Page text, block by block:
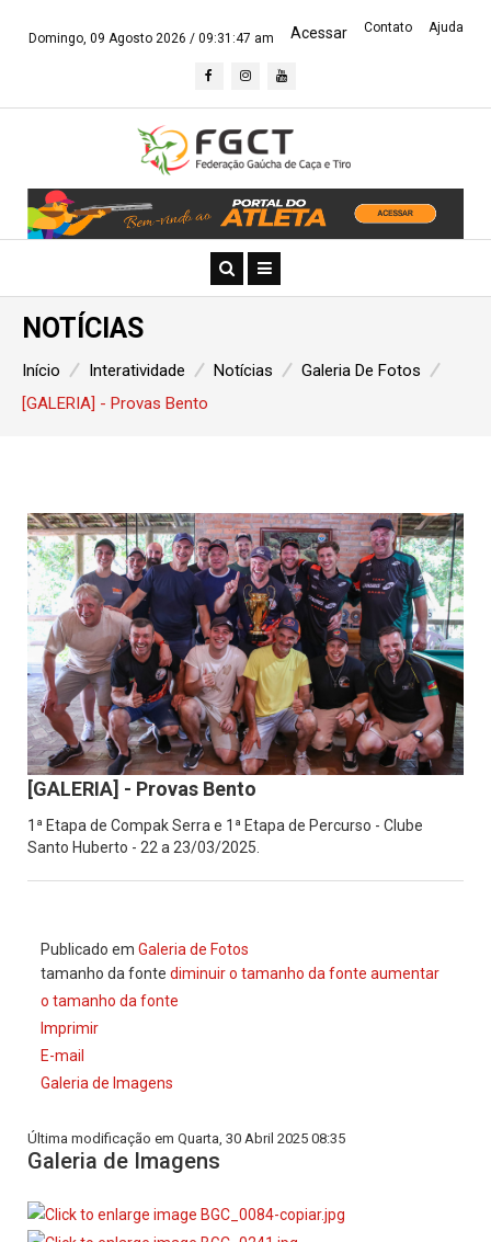
Domingo, 09 Agosto 2026 / 09:31:48 am Acessar Contato Ajuda
NOTÍCIAS
Início Interatividade Notícias
Galeria De Fotos
[GALERIA] - Provas Bento
[GALERIA] - Provas Bento
1ª Etapa de Compak Serra e 1ª Etapa de Percurso - Clube
Santo Huberto - 22 a 23/03/2025.
Publicado em Galeria de Fotos
tamanho da fonte diminuir o tamanho da fonte aumentar
o tamanho da fonte
Imprimir
E-mail
Galeria de Imagens
Última modificação em Quarta, 30 Abril 2025 08:35
Galeria de Imagens